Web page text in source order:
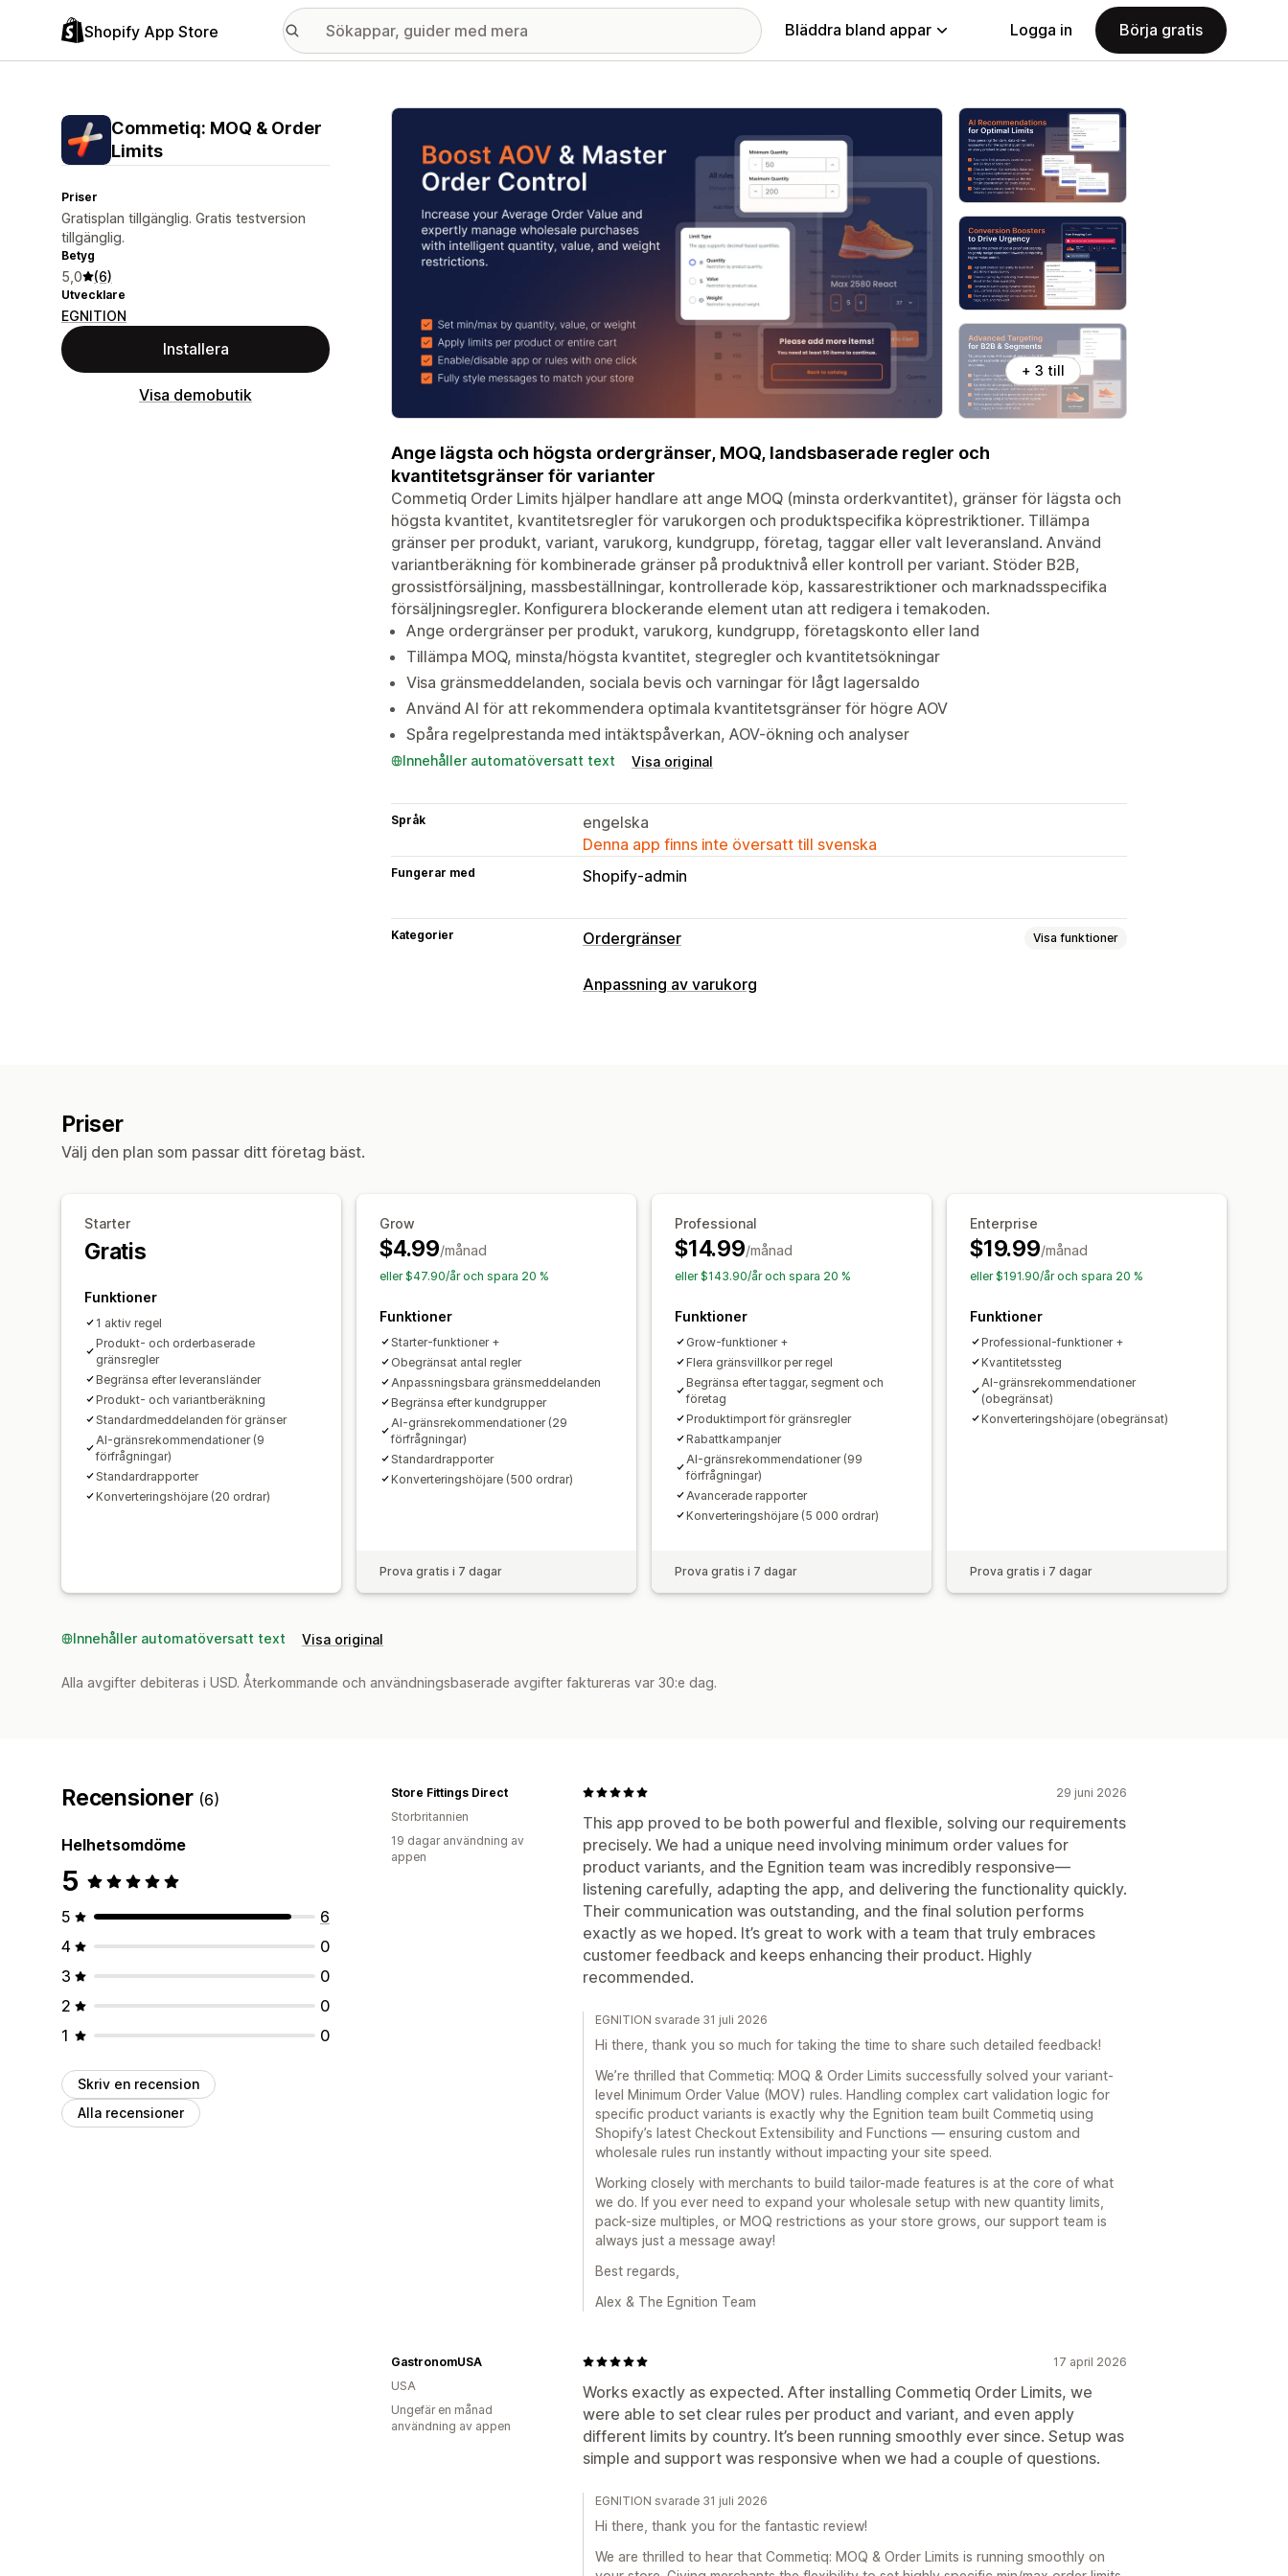
Shopify App Store Bläddra bland appar Logga in Börja gratis
Commetiq: MOQ & Order
Limits
Priser
Gratisplan tillgänglig. Gratis testversion
tillgänglig.
Betyg
5,0 (6)
Utvecklare
EGNITION
Installera
Visa demobutik
Galleri med utvalda bilder
+ 3 till
Ange lägsta och högsta ordergränser, MOQ, landsbaserade regler och
kvantitetsgränser för varianter
Commetiq Order Limits hjälper handlare att ange MOQ (minsta orderkvantitet), gränser för lägsta och
högsta kvantitet, kvantitetsregler för varukorgen och produktspecifika köprestriktioner. Tillämpa
gränser per produkt, variant, varukorg, kundgrupp, företag, taggar eller valt leveransland. Använd
variantberäkning för kombinerade gränser på produktnivå eller kontroll per variant. Stöder B2B,
grossistförsäljning, massbeställningar, kontrollerade köp, kassarestriktioner och marknadsspecifika
försäljningsregler. Konfigurera blockerande element utan att redigera i temakoden.
Ange ordergränser per produkt, varukorg, kundgrupp, företagskonto eller land
Tillämpa MOQ, minsta/högsta kvantitet, stegregler och kvantitetsökningar
Visa gränsmeddelanden, sociala bevis och varningar för lågt lagersaldo
Använd AI för att rekommendera optimala kvantitetsgränser för högre AOV
Spåra regelprestanda med intäktspåverkan, AOV-ökning och analyser
Innehåller automatöversatt text Visa original
Språk
engelska
Denna app finns inte översatt till svenska
Fungerar med Shopify-admin
Kategorier Ordergränser Visa funktioner
Gränsregler
Anpassning av varukorg
Priser
Välj den plan som passar ditt företag bäst.
Starter
Gratis
Funktioner
1 aktiv regel
Produkt- och orderbaserade
gränsregler
Begränsa efter leveransländer
Produkt- och variantberäkning
Standardmeddelanden för gränser
AI-gränsrekommendationer (9
förfrågningar)
Standardrapporter
Konverteringshöjare (20 ordrar)
Grow
$4.99/månad
eller $47.90/år och spara 20 %
Funktioner
Starter-funktioner +
Obegränsat antal regler
Anpassningsbara gränsmeddelanden
Begränsa efter kundgrupper
AI-gränsrekommendationer (29
förfrågningar)
Standardrapporter
Konverteringshöjare (500 ordrar)
Prova gratis i 7 dagar
Professional
$14.99/månad
eller $143.90/år och spara 20 %
Funktioner
Grow-funktioner +
Flera gränsvillkor per regel
Begränsa efter taggar, segment och
företag
Produktimport för gränsregler
Rabattkampanjer
AI-gränsrekommendationer (99
förfrågningar)
Avancerade rapporter
Konverteringshöjare (5 000 ordrar)
Prova gratis i 7 dagar
Enterprise
$19.99/månad
eller $191.90/år och spara 20 %
Funktioner
Professional-funktioner +
Kvantitetssteg
AI-gränsrekommendationer
(obegränsat)
Konverteringshöjare (obegränsat)
Prova gratis i 7 dagar
Innehåller automatöversatt text Visa original
Alla avgifter debiteras i USD. Återkommande och användningsbaserade avgifter faktureras var 30:e dag.
Recensioner (6)
Helhetsomdöme
5
5
6
4
0
3
0
2
0
1
0
Skriv en recension
Alla recensioner
29 juni 2026
This app proved to be both powerful and flexible, solving our requirements
precisely. We had a unique need involving minimum order values for
product variants, and the Egnition team was incredibly responsive—
listening carefully, adapting the app, and delivering the functionality quickly.
Their communication was outstanding, and the final solution performs
exactly as we hoped. It’s great to work with a team that truly embraces
customer feedback and keeps enhancing their product. Highly
recommended.
Store Fittings Direct
Storbritannien
19 dagar användning av
appen
EGNITION svarade 31 juli 2026
Hi there, thank you so much for taking the time to share such detailed feedback!
We’re thrilled that Commetiq: MOQ & Order Limits successfully solved your variant-
level Minimum Order Value (MOV) rules. Handling complex cart validation logic for
specific product variants is exactly why the Egnition team built Commetiq using
Shopify’s latest Checkout Extensibility and Functions — ensuring custom and
wholesale rules run instantly without impacting your site speed.
Working closely with merchants to build tailor-made features is at the core of what
we do. If you ever need to expand your wholesale setup with new quantity limits,
pack-size multiples, or MOQ restrictions as your store grows, our support team is
always just a message away!
Best regards,
Alex & The Egnition Team
17 april 2026
Works exactly as expected. After installing Commetiq Order Limits, we
were able to set clear rules per product and variant, and even apply
different limits by country. It’s been running smoothly ever since. Setup was
simple and support was responsive when we had a couple of questions.
GastronomUSA
USA
Ungefär en månad
användning av appen
EGNITION svarade 31 juli 2026
Hi there, thank you for the fantastic review!
We are thrilled to hear that Commetiq: MOQ & Order Limits is running smoothly on